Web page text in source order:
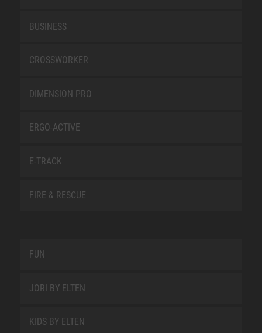
BUSINESS
CROSSWORKER
DIMENSION PRO
ERGO-ACTIVE
E-TRACK
FIRE & RESCUE
FUN
JORI BY ELTEN
KIDS BY ELTEN